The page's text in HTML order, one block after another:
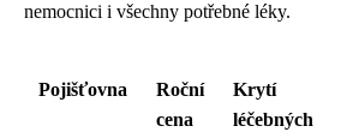
nemocnici i všechny potřebné léky.
Pojišťovna
Roční
cena
Krytí
léčebných